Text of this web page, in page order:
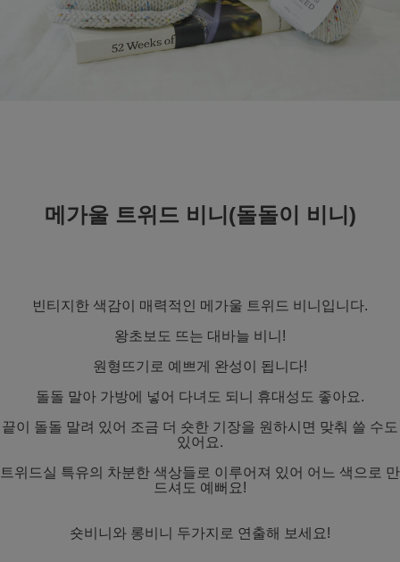
메가울 트위드 비니(돌돌이 비니)
빈티지한 색감이 매력적인 메가울 트위드 비니입니다.
왕초보도 뜨는 대바늘 비니!
원형뜨기로 예쁘게 완성이 됩니다!
돌돌 말아 가방에 넣어 다녀도 되니 휴대성도 좋아요.
끝이 돌돌 말려 있어 조금 더 숏한 기장을 원하시면 맞춰 쓸 수도
있어요.
트위드실 특유의 차분한 색상들로 이루어져 있어 어느 색으로 만
드셔도 예뻐요!
숏비니와 롱비니 두가지로 연출해 보세요!